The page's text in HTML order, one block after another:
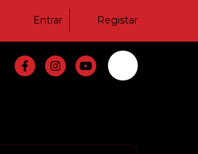
Entrar Registar
WATER COOLER UNYKA
AQUASTORM 360 ARGB PRETO
WATER COOLER SLAYER RX 120